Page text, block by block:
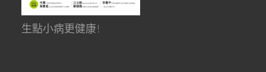
生點小病更健康!